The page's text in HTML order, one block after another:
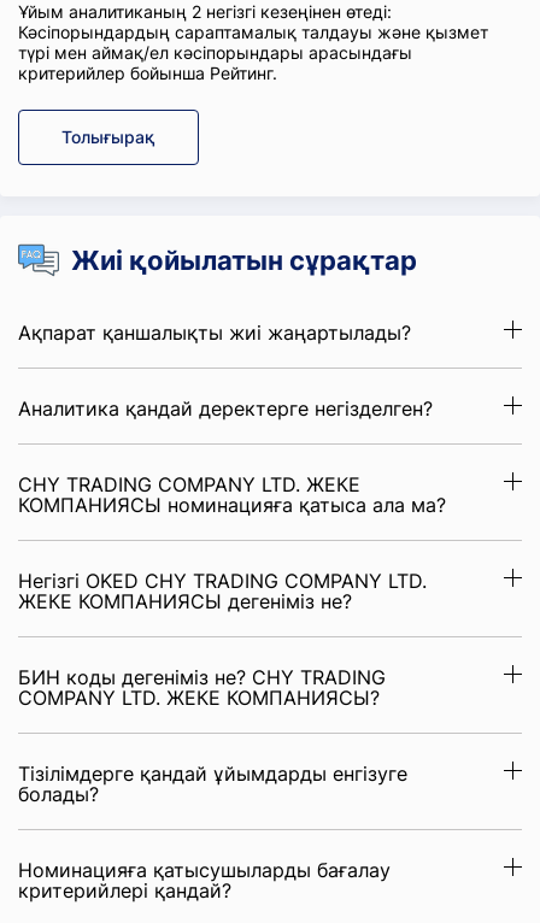
Ұйым аналитиканың 2 негізгі кезеңінен өтеді:
Кәсіпорындардың сараптамалық талдауы және қызмет
түрі мен аймақ/ел кәсіпорындары арасындағы
критерийлер бойынша Рейтинг.
Толығырақ
Жиі қойылатын сұрақтар
Ақпарат қаншалықты жиі жаңартылады?
Аналитика қандай деректерге негізделген?
CHY TRADING COMPANY LTD. ЖЕКЕ
КОМПАНИЯСЫ номинацияға қатыса ала ма?
Негізгі OKED CHY TRADING COMPANY LTD.
ЖЕКЕ КОМПАНИЯСЫ дегеніміз не?
БИН коды дегеніміз не? CHY TRADING
COMPANY LTD. ЖЕКЕ КОМПАНИЯСЫ?
Тізілімдерге қандай ұйымдарды енгізуге
болады?
Номинацияға қатысушыларды бағалау
критерийлері қандай?